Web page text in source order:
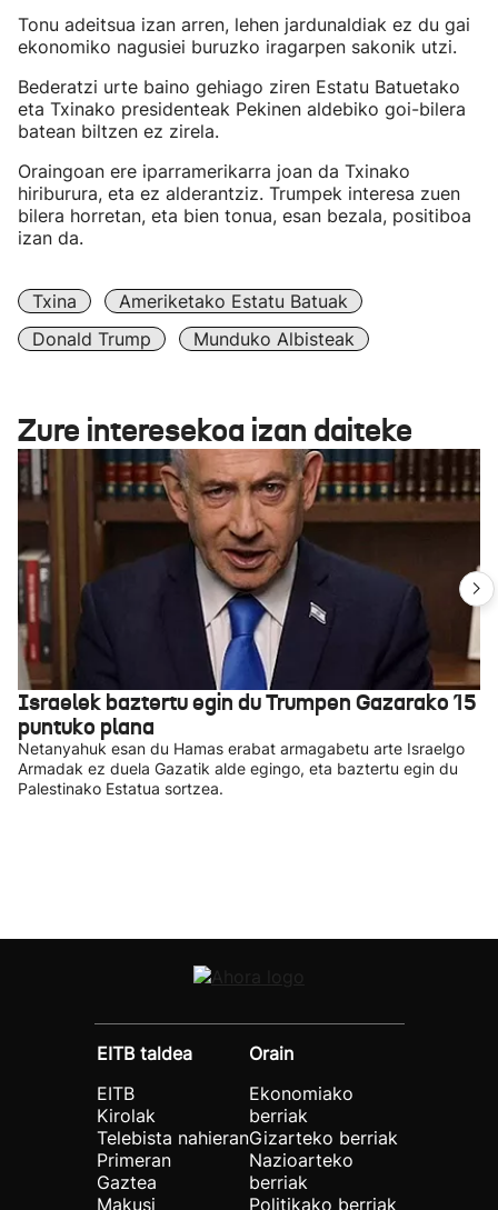
Tonu adeitsua izan arren, lehen jardunaldiak ez du gai
ekonomiko nagusiei buruzko iragarpen sakonik utzi.
Bederatzi urte baino gehiago ziren Estatu Batuetako
eta Txinako presidenteak Pekinen aldebiko goi-bilera
batean biltzen ez zirela.
Oraingoan ere iparramerikarra joan da Txinako
hiriburura, eta ez alderantziz. Trumpek interesa zuen
bilera horretan, eta bien tonua, esan bezala, positiboa
izan da.
Txina
Ameriketako Estatu Batuak
Donald Trump
Munduko Albisteak
Zure interesekoa izan daiteke
Israelek baztertu egin du Trumpen Gazarako 15
puntuko plana
Netanyahuk esan du Hamas erabat armagabetu arte Israelgo
Armadak ez duela Gazatik alde egingo, eta baztertu egin du
Palestinako Estatua sortzea.
EITB taldea
EITB
Kirolak
Telebista nahieran
Primeran
Gaztea
Makusi
Orain
Ekonomiako
berriak
Gizarteko berriak
Nazioarteko
berriak
Politikako berriak